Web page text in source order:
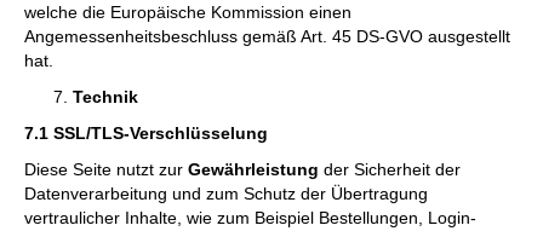
welche die Europäische Kommission einen
Angemessenheitsbeschluss gemäß Art. 45 DS-GVO ausgestellt
hat.
Technik
7.1 SSL/TLS-Verschlüsselung
Diese Seite nutzt zur Gewährleistung der Sicherheit der
Datenverarbeitung und zum Schutz der Übertragung
vertraulicher Inhalte, wie zum Beispiel Bestellungen, Login-